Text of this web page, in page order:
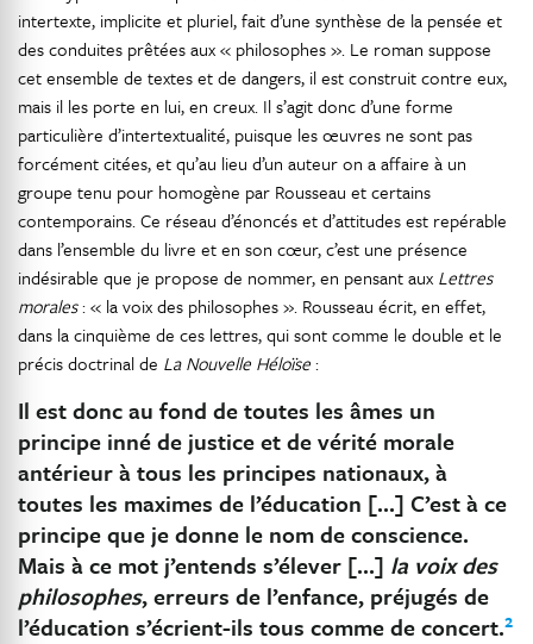
intertexte, implicite et pluriel, fait d’une synthèse de la pensée et
des conduites prêtées aux « philosophes ». Le roman suppose
cet ensemble de textes et de dangers, il est construit contre eux,
mais il les porte en lui, en creux. Il s’agit donc d’une forme
particulière d’intertextualité, puisque les œuvres ne sont pas
forcément citées, et qu’au lieu d’un auteur on a affaire à un
groupe tenu pour homogène par Rousseau et certains
contemporains. Ce réseau d’énoncés et d’attitudes est repérable
dans l’ensemble du livre et en son cœur, c’est une présence
indésirable que je propose de nommer, en pensant aux Lettres
morales: « la voix des philosophes ». Rousseau écrit, en effet,
dans la cinquième de ces lettres, qui sont comme le double et le
précis doctrinal de La Nouvelle Héloïse:
Il est donc au fond de toutes les âmes un
principe inné de justice et de vérité morale
antérieur à tous les principes nationaux, à
toutes les maximes de l’éducation […] C’est à ce
principe que je donne le nom de conscience.
Mais à ce mot j’entends s’élever […] la voix des
philosophes, erreurs de l’enfance, préjugés de
l’éducation s’écrient-ils tous comme de concert.2